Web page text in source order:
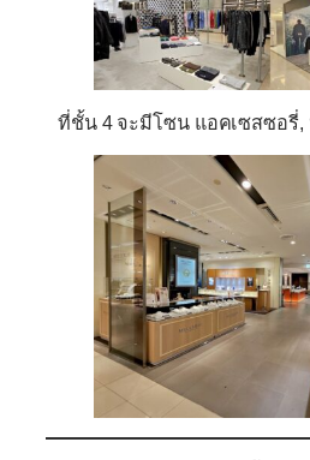
ที่ชั้น 4 จะมีโซน แอคเซสซอรี่,